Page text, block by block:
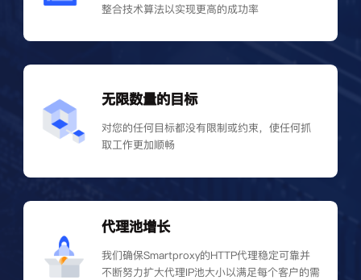
整合技术算法以实现更高的成功率
无限数量的目标
对您的任何目标都没有限制或约束，使任何抓
取工作更加顺畅
代理池增长
我们确保Smartproxy的HTTP代理稳定可靠并
不断努力扩大代理IP池大小以满足每个客户的需